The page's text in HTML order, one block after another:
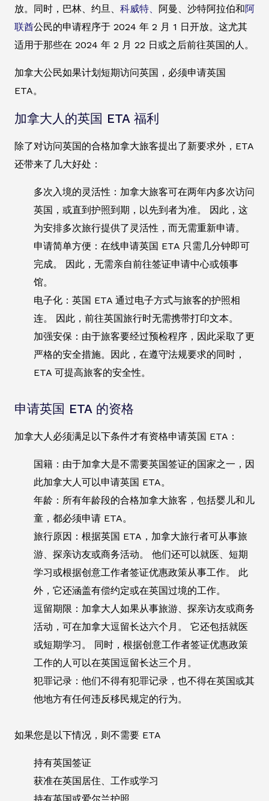
放。同时，巴林、约旦、 科威特、 阿曼、沙特阿拉伯和阿
联酋公民的申请程序于 2024 年 2 月 1 日开放。这尤其
适用于那些在 2024 年 2 月 22 日或之后前往英国的人。
加拿大公民如果计划短期访问英国，必须申请英国
ETA。
加拿大人的英国 ETA 福利
除了对访问英国的合格加拿大旅客提出了新要求外，ETA
还带来了几大好处：
多次入境的灵活性：加拿大旅客可在两年内多次访问
英国，或直到护照到期，以先到者为准。 因此，这
为安排多次旅行提供了灵活性，而无需重新申请。
申请简单方便：在线申请英国 ETA 只需几分钟即可
完成。 因此，无需亲自前往签证申请中心或领事
馆。
电子化：英国 ETA 通过电子方式与旅客的护照相
连。 因此，前往英国旅行时无需携带打印文本。
加强安保：由于旅客要经过预检程序，因此采取了更
严格的安全措施。因此，在遵守法规要求的同时，
ETA 可提高旅客的安全性。
申请英国 ETA 的资格
加拿大人必须满足以下条件才有资格申请英国 ETA：
国籍：由于加拿大是不需要英国签证的国家之一，因
此加拿大人可以申请英国 ETA。
年龄：所有年龄段的合格加拿大旅客，包括婴儿和儿
童，都必须申请 ETA。
旅行原因：根据英国 ETA，加拿大旅行者可从事旅
游、探亲访友或商务活动。 他们还可以就医、短期
学习或根据创意工作者签证优惠政策从事工作。 此
外，它还涵盖有偿约定或在英国过境的工作。
逗留期限：加拿大人如果从事旅游、探亲访友或商务
活动，可在加拿大逗留长达六个月。 它还包括就医
或短期学习。 同时，根据创意工作者签证优惠政策
工作的人可以在英国逗留长达三个月。
犯罪记录：他们不得有犯罪记录，也不得在英国或其
他地方有任何违反移民规定的行为。
如果您是以下情况，则不需要 ETA
持有英国签证
获准在英国居住、工作或学习
持有英国或爱尔兰护照